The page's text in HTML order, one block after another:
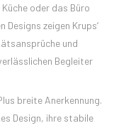
oder das Büro
zeigen Krups‘
und
Begleiter
breite Anerkennung.
Design, ihre stabile